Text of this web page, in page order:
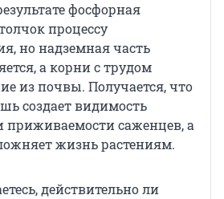
фосфорная
процессу
но надземная часть
а корни с трудом
из почвы. Получается, что
создает видимость
приживаемости саженцев, а
жизнь растениям.
действительно ли